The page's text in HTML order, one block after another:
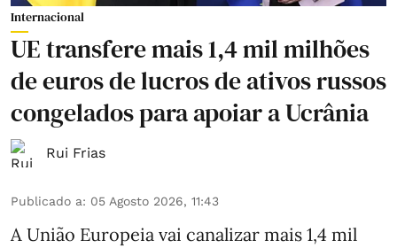
Internacional
UE transfere mais 1,4 mil milhões
de euros de lucros de ativos russos
congelados para apoiar a Ucrânia
Rui Frias
Publicado a: 05 Agosto 2026, 11:43
A União Europeia vai canalizar mais 1,4 mil